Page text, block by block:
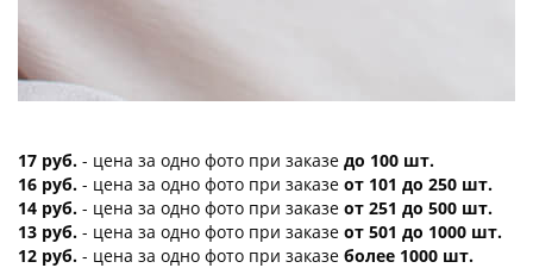
17 руб. - цена за одно фото при заказе до 100 шт.
16 руб. - цена за одно фото при заказе от 101 до 250 шт.
14 руб. - цена за одно фото при заказе от 251 до 500 шт.
13 руб. - цена за одно фото при заказе от 501 до 1000 шт.
12 руб. - цена за одно фото при заказе более 1000 шт.